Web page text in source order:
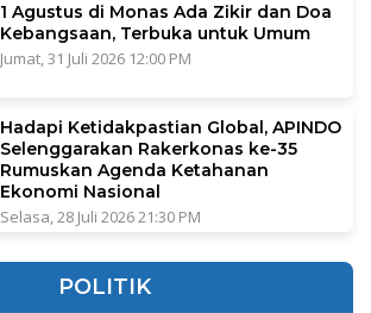
1 Agustus di Monas Ada Zikir dan Doa
Kebangsaan, Terbuka untuk Umum
Jumat, 31 Juli 2026 12:00 PM
Hadapi Ketidakpastian Global, APINDO
Selenggarakan Rakerkonas ke-35
Rumuskan Agenda Ketahanan
Ekonomi Nasional
Selasa, 28 Juli 2026 21:30 PM
POLITIK